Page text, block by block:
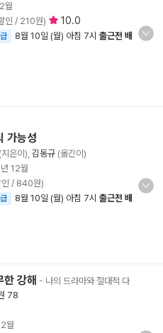
월
인 / 210원) 10.0
8월 10일 (월) 아침 7시 출근전 배
가능성
(지은이), 김동규 (옮긴이)
12월
/ 840원)
8월 10일 (월) 아침 7시 출근전 배
한 강해 - 나의 드라마와 절대적 다
78
월